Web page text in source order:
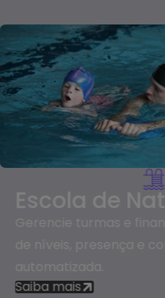
Escola de
Gerencie turmas e
de níveis, presença e
automatizada.
Saiba mais